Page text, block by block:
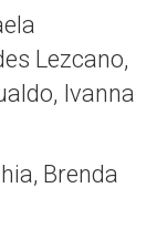
Lezcano,
Ivanna
Brenda